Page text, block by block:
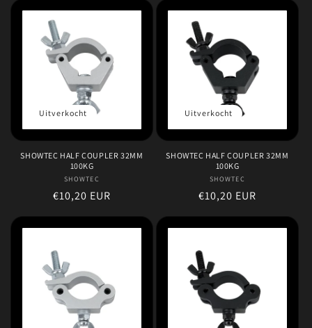
Uitverkocht
SHOWTEC HALF COUPLER 32MM
100KG
Verkoper:
SHOWTEC
Normale
€10,20 EUR
Uitverkocht
SHOWTEC HALF COUPLER 32MM
100KG
Verkoper:
SHOWTEC
Normale
€10,20 EUR